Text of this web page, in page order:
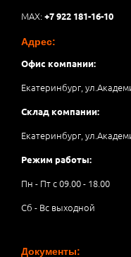
MAX:+7 922 181-16-10
Адрес:
Офис компании:
Екатеринбург,
Склад компании:
Екатеринбург,
Режим работы:
Пн - Пт с 09.00 - 18.00
Сб - Вс выходной
Документы: